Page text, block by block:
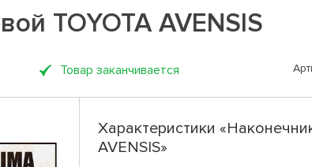
TOYOTA AVENSIS
Товар заканчивается
Характеристики
AVENSIS»